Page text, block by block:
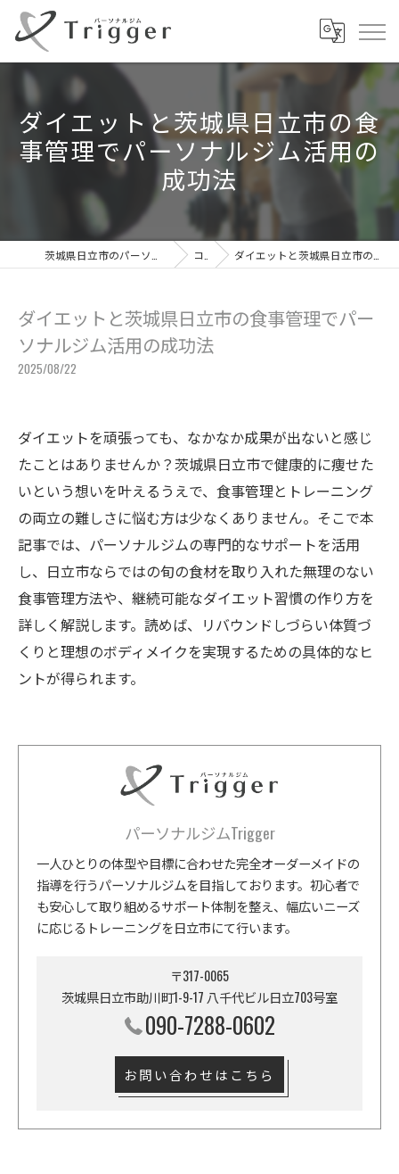
ダイエットと茨城県日立市の食
事管理でパーソナルジム活用の
成功法
コラム ダイエットと茨城県日立市の食事管理でパーソナルジム活用の成功法
ダイエットと茨城県日立市の食事管理でパー
ソナルジム活用の成功法
2025/08/22
ダイエットを頑張っても、なかなか成果が出ないと感じ
たことはありませんか？茨城県日立市で健康的に痩せた
いという想いを叶えるうえで、食事管理とトレーニング
の両立の難しさに悩む方は少なくありません。そこで本
記事では、パーソナルジムの専門的なサポートを活用
し、日立市ならではの旬の食材を取り入れた無理のない
食事管理方法や、継続可能なダイエット習慣の作り方を
詳しく解説します。読めば、リバウンドしづらい体質づ
くりと理想のボディメイクを実現するための具体的なヒ
ントが得られます。
パーソナルジムTrigger
一人ひとりの体型や目標に合わせた完全オーダーメイドの
指導を行うパーソナルジムを目指しております。初心者で
も安心して取り組めるサポート体制を整え、幅広いニーズ
に応じるトレーニングを日立市にて行います。
〒317-0065
茨城県日立市助川町1-9-17 八千代ビル日立703号室
090-7288-0602
お問い合わせはこちら